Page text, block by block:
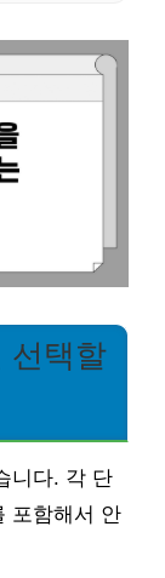
선택할
니다. 각 단
포함해서 안